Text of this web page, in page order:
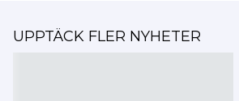
UPPTÄCK FLER NYHETER